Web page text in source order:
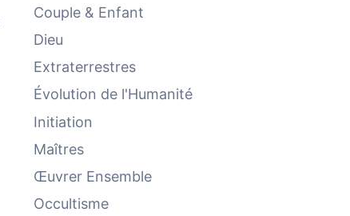
Couple & Enfant
Dieu
Extraterrestres
Évolution de l'Humanité
Initiation
Maîtres
Œuvrer Ensemble
Occultisme